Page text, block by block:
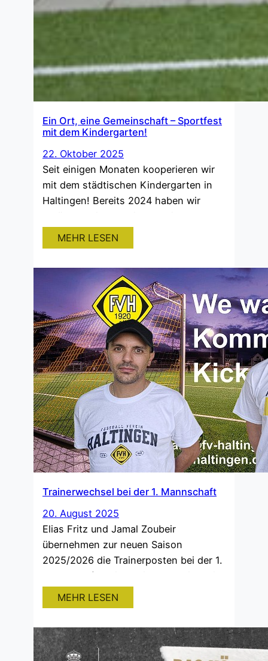
Ein Ort, eine Gemeinschaft – Sportfest
mit dem Kindergarten!
22. Oktober 2025
Seit einigen Monaten kooperieren wir
mit dem städtischen Kindergarten in
Haltingen! Bereits 2024 haben wir
darüber berichtet: Ein Ort, eine
Gemeinschaft – FVH gibt
Trainingsstunden am städtischen
kam neben den wöchentlichen
Trainingseinheiten noch ein Sportfest
dazu. Die Kinder hatten viel Spaß und
durften sich auf unserem
Kunstrasenplatz austoben. Die
durchweg…
MEHR LESEN
Trainerwechsel bei der 1. Mannschaft
20. August 2025
Elias Fritz und Jamal Zoubeir
übernehmen zur neuen Saison
2025/2026 die Trainerposten bei der 1.
Mannschaft. Beide spielen bereits seit
einigen Jahren beim FVH und kennen
somit den Verein und das
ersten Testspiele wurden bereits
absolviert und die neue Saison startet
MEHR LESEN